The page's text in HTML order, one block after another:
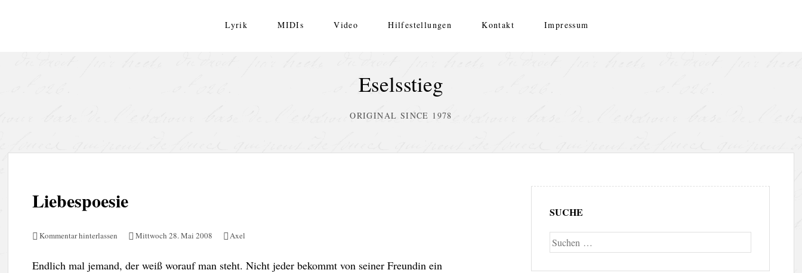
Lyrik MIDIs Video Hilfestellungen Kontakt Impressum
Eselsstieg
ORIGINAL SINCE 1978
Liebespoesie
Kommentar hinterlassen Mittwoch 28. Mai 2008 Axel
Endlich mal jemand, der weiß worauf man steht. Nicht jeder bekommt von seiner Freundin ein
SUCHE
Suche